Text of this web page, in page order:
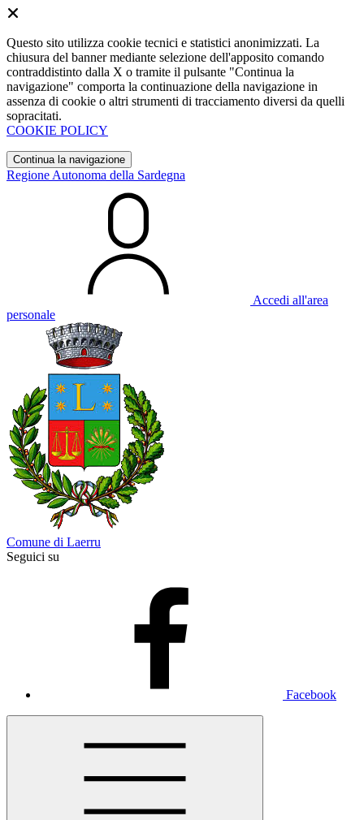
Questo sito utilizza cookie tecnici e statistici anonimizzati. La
chiusura del banner mediante selezione dell'apposito comando
contraddistinto dalla X o tramite il pulsante "Continua la
navigazione" comporta la continuazione della navigazione in
assenza di cookie o altri strumenti di tracciamento diversi da quelli
sopracitati.
COOKIE POLICY
Continua la navigazione
Regione Autonoma della Sardegna
Accedi all'area
personale
Comune di Laerru
Seguici su
Facebook